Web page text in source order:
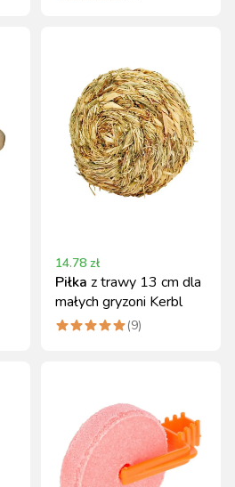
14.78 zł
Piłka z trawy 13 cm dla
małych gryzoni Kerbl
(9)